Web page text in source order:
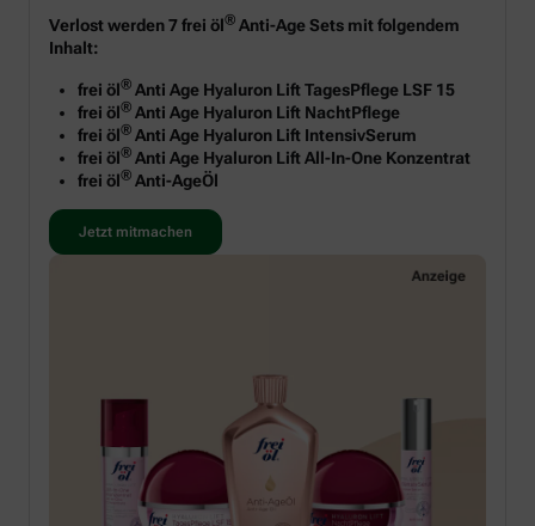
Verlost werden 7 frei öl® Anti-Age Sets mit folgendem
Inhalt:
frei öl® Anti Age Hyaluron Lift TagesPflege LSF 15
frei öl® Anti Age Hyaluron Lift NachtPflege
frei öl® Anti Age Hyaluron Lift IntensivSerum
frei öl® Anti Age Hyaluron Lift All-In-One Konzentrat
frei öl® Anti-AgeÖl
Jetzt mitmachen